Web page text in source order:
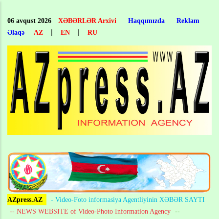
main
content
06 avqust 2026 XƏBƏRLƏR Arxivi Haqqımızda
Reklam
Əlaqə
AZ | EN | RU
AZpress.AZ
- Video-Foto informasiya Agentliyinin XƏBƏR SAYTI
-- NEWS WEBSITE of Video-Photo Information Agency --